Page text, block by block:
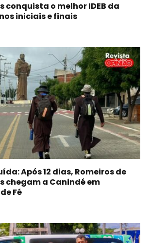
conquista o melhor IDEB da
iniciais e finais
Após 12 dias, Romeiros de
chegam a Canindé em
Fé